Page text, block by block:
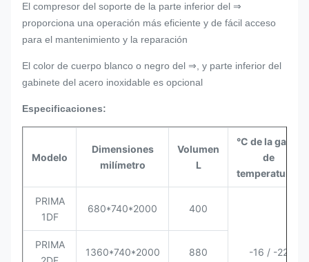
El compresor del soporte de la parte inferior del ⇒
proporciona una operación más eficiente y de fácil acceso
para el mantenimiento y la reparación
El color de cuerpo blanco o negro del ⇒, y parte inferior del
gabinete del acero inoxidable es opcional
Especificaciones:
Modelo
Dimensiones
milímetro
Volumen
L
°C de la gama
de
temperaturas
PRIMA
1DF
680*740*2000 400
-16 / -22
PRIMA
1360*740*2000 880